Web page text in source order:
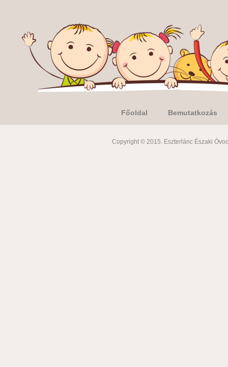
Főoldal Bemutatkozás
Copyright © 2015. Eszterlánc Északi